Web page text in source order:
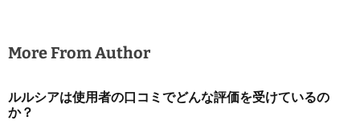
More From Author
ルルシアは使用者の口コミでどんな評価を受けているの
か？